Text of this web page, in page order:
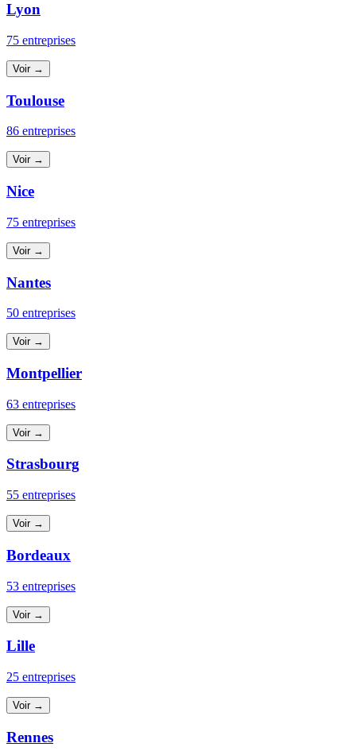
Lyon
75 entreprises
Voir →
Toulouse
86 entreprises
Voir →
Nice
75 entreprises
Voir →
Nantes
50 entreprises
Voir →
Montpellier
63 entreprises
Voir →
Strasbourg
55 entreprises
Voir →
Bordeaux
53 entreprises
Voir →
Lille
25 entreprises
Voir →
Rennes